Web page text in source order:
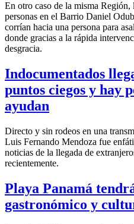
En otro caso de la misma
personas en el Barrio Daniel
corrían hacia una persona para
donde gracias a la rápida
desgracia.
Indocumentados
puntos ciegos y hay
ayudan
Directo y sin rodeos en una
Luis Fernando Mendoza fue
noticias de la llegada de
recientemente.
Playa Panamá
gastronómico y